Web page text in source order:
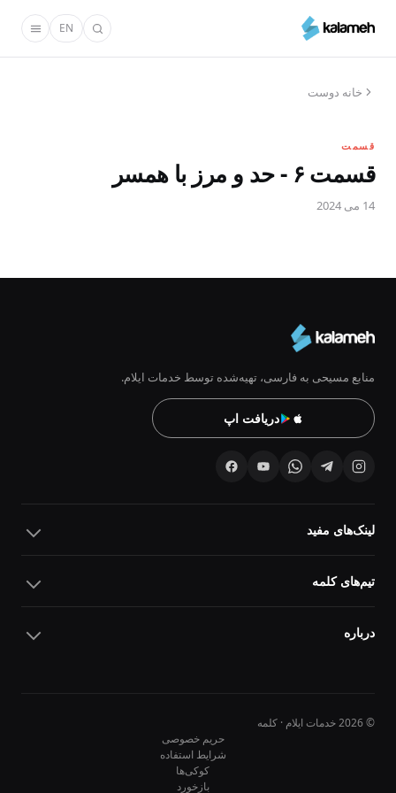
محتوای
EN
خانه دوست
قسمت
قسمت ۶ - حد و مرز با همسر
14 می 2024
منابع مسیحی به فارسی، تهیه‌شده توسط خدمات ایلام.
دریافت اپ
لینک‌های مفید
تیم‌های کلمه
درباره
© 2026 خدمات ایلام · کلمه
حریم خصوصی
شرایط استفاده
کوکی‌ها
بازخورد
10